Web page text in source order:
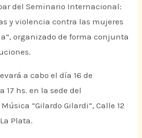
del Seminario Internacional:
y violencia contra las mujeres
organizado de forma conjunta
a cabo el día 16 de
17 hs. en la sede del
“Gilardo Gilardi”, Calle 12
Plata.